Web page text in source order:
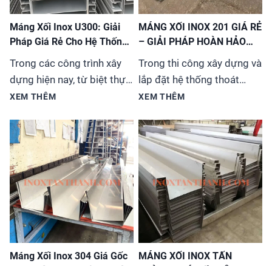
Máng Xối Inox U300: Giải
Pháp Giá Rẻ Cho Hệ Thống
Trong các công trình xây
dựng hiện nay, từ biệt thự,
nhà phố đến các tòa nhà
thống máng xối (hay còn
gọi là ống thoát nước
mưa) không chỉ đơn thuần
là giải quyết vấn đề kỹ
thuật mà còn liên quan đến
tính thẩm mỹ và độ...
XEM THÊM
MÁNG XỐI INOX 201 GIÁ RẺ
– GIẢI PHÁP HOÀN HẢO
Trong thi công xây dựng và
lắp đặt hệ thống thoát
nước, việc lựa chọn vật liệu
lượng vừa tiết kiệm chi phí
luôn là ưu tiên hàng
đầu. Máng xối inox 201 đã
trở thành sự lựa chọn tối
ưu cho đa dạng công trình
từ nhà ở, biệt thự...
XEM THÊM
Máng Xối Inox 304 Giá Gốc
MÁNG XỐI INOX TẤN